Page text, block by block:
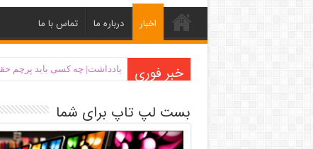
اخبار درباره ما تماس با ما
خبر فوری یادداشت| ‌چه کسی باید پرچم
بست لپ تاپ برای شما